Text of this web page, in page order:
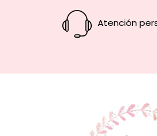
Atención